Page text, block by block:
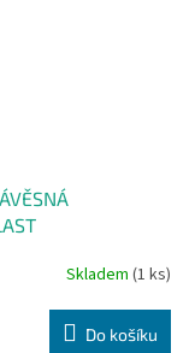
Skladem (1 ks)
Do košíku